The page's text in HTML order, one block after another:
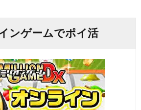
ンゲームでポイ活